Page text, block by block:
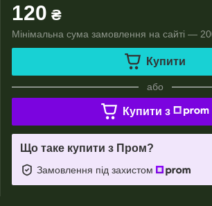
120 ₴
Мінімальна сума замовлення на сайті —
Купити
або
Купити з
Що таке купити з Пром?
Замовлення під захистом